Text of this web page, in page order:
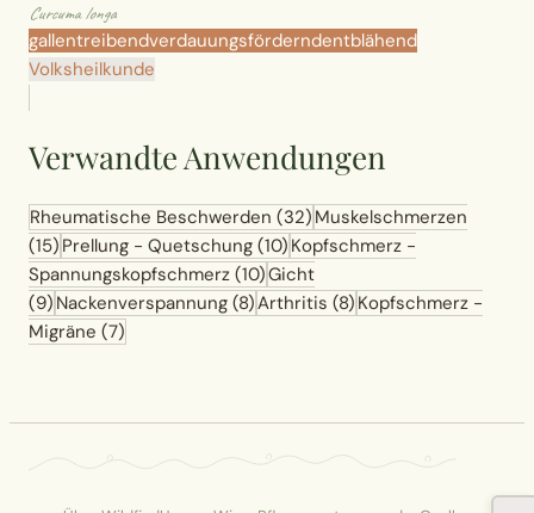
Curcuma longa
gallentreibendverdauungsförderndentblähend
Volksheilkunde
Verwandte Anwendungen
Rheumatische Beschwerden (32) Muskelschmerzen
(15) Prellung - Quetschung (10) Kopfschmerz -
Spannungskopfschmerz (10)Gicht
(9) Nackenverspannung (8)Arthritis (8) Kopfschmerz -
Migräne (7)